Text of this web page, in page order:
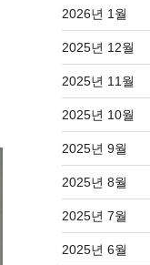
2026년 1월
2025년 12월
2025년 11월
2025년 10월
2025년 9월
2025년 8월
2025년 7월
2025년 6월